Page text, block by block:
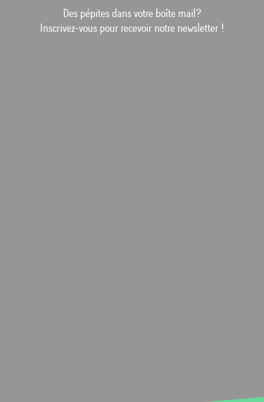
Des pépites dans votre boîte mail?
Inscrivez-vous pour recevoir notre newsletter !